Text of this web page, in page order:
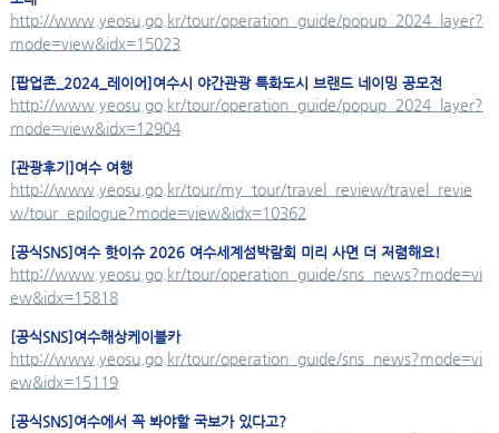
http://www.yeosu.go.kr/tour/operation_guide/popup_2024_layer?
mode=view&idx=15023
[팝업존_2024_레이어] 여수시 야간관광 특화도시 브랜드 네이밍 공모전
http://www.yeosu.go.kr/tour/operation_guide/popup_2024_layer?
mode=view&idx=12904
[관광후기] 여수여행
http://www.yeosu.go.kr/tour/my_tour/travel_review/travel_revie
w/tour_epilogue?mode=view&idx=10362
[공식SNS] 여수핫이슈 2026 여수세계섬박람회 미리 사면 더 저렴해요!
http://www.yeosu.go.kr/tour/operation_guide/sns_news?mode=vi
ew&idx=15818
[공식SNS] 여수해상케이블카
http://www.yeosu.go.kr/tour/operation_guide/sns_news?mode=vi
ew&idx=15119
[공식SNS] 여수에서 꼭 봐야할 국보가 있다고?